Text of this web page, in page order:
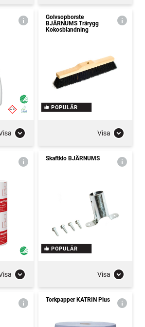
Golvsopborste
BJÄRNUMS Trärygg
Kokosblandning
POPULÄR
Visa
Skaftklo BJÄRNUMS
POPULÄR
Visa
Torkpapper KATRIN Plus